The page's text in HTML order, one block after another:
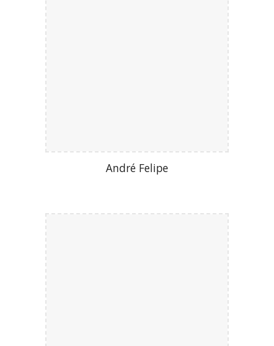
André Felipe